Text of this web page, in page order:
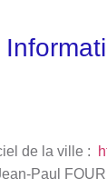
de la ville :
Paul